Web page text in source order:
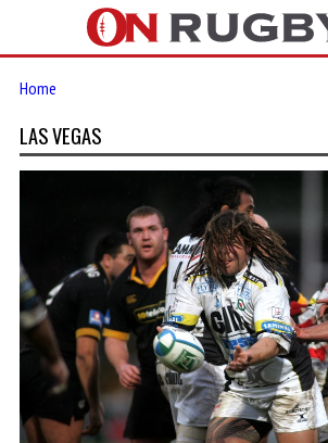
Home
LAS VEGAS